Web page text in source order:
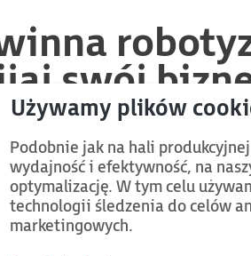
swój
biznesu. Działamy
zrozumiałe odpowiedzi.
Podobnie jak na hali
wydajność i efektywność, na
optymalizację. W tym celu
technologii śledzenia do celów
marketingowych.